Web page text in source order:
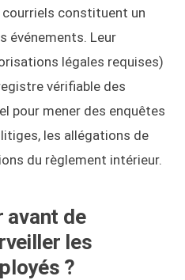
constituent un
événements. Leur
légales requises)
vérifiable des
pour mener des enquêtes
les allégations de
du règlement intérieur.
avant de
les
?